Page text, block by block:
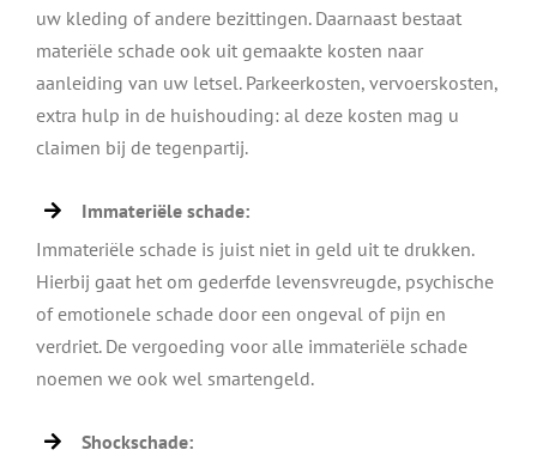
uw kleding of andere bezittingen. Daarnaast bestaat
materiële schade ook uit gemaakte kosten naar
aanleiding van uw letsel. Parkeerkosten, vervoerskosten,
extra hulp in de huishouding: al deze kosten mag u
claimen bij de tegenpartij.
Immateriële schade:
Immateriële schade is juist niet in geld uit te drukken.
Hierbij gaat het om gederfde levensvreugde, psychische
of emotionele schade door een ongeval of pijn en
verdriet. De vergoeding voor alle immateriële schade
noemen we ook wel smartengeld.
Shockschade: